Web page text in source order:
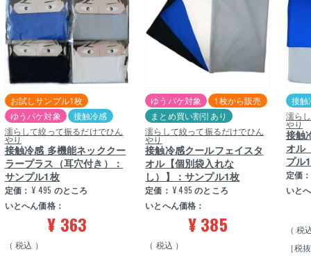
お試しサンプル1枚
ゆうパケ対象
接触冷感
濡らして絞って振るだけでひん
やり
接触冷感 多機能ネッククー
ラープラス（耳穴付き）：
サンプル1枚
定価： ¥ 495 のところ
いとへん価格：
¥ 363
税込
ゆうパケ対象
1枚から販売
まとめ買い割引あり
濡らして絞って振るだけでひん
やり
接触冷感クールフェイスタ
オル【個別袋入れな
し）】：サンプル1枚
定価： ¥ 495 のところ
いとへん価格：
¥385
税込
接触
濡ら
やり
接触
オル
プル
定価：
いと
税
［税